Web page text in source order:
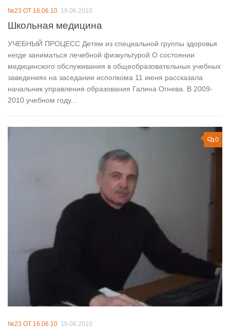
№23 ОТ 16.06.10 19.06.2010
Школьная медицина
УЧЕБНЫЙ ПРОЦЕСС Детям из специальной группы здоровья
негде заниматься лечебной физкультурой О состоянии
медицинского обслуживания в общеобразовательных учебных
заведениях на заседании исполкома 11 июня рассказала
начальник управления образования Галина Огнева. В 2009-
2010 учебном году...
0
№23 ОТ 16.06.10 19.06.2010